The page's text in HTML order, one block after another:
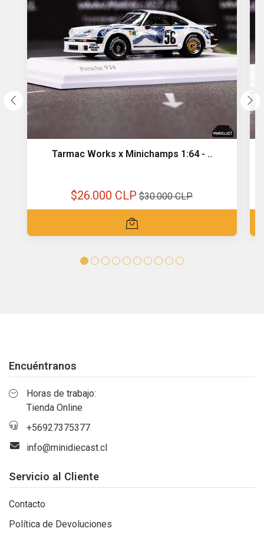
Tarmac Works x Minichamps 1:64 - ..
$26.000 CLP $30.000 CLP
Encuéntranos
Horas de trabajo:
Tienda Online
+56927375377
info@minidiecast.cl
Servicio al Cliente
Contacto
Política de Devoluciones